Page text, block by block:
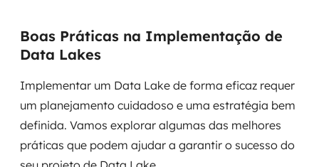
Boas Práticas na Implementação de
Data Lakes
Implementar um Data Lake de forma eficaz requer
um planejamento cuidadoso e uma estratégia bem
definida. Vamos explorar algumas das melhores
práticas que podem ajudar a garantir o sucesso do